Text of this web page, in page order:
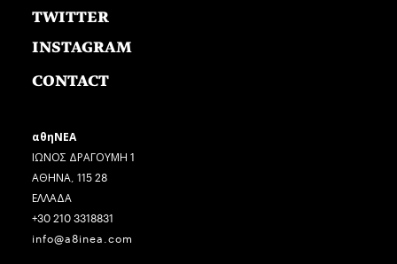
TWITTER
INSTAGRAM
CONTACT
αθηΝΕΑ
ΙΩΝΟΣ ΔΡΑΓΟΥΜΗ 1
ΑΘΗΝΑ, 115 28
ΕΛΛΑΔΑ
+30 210 3318831
info@a8inea.com